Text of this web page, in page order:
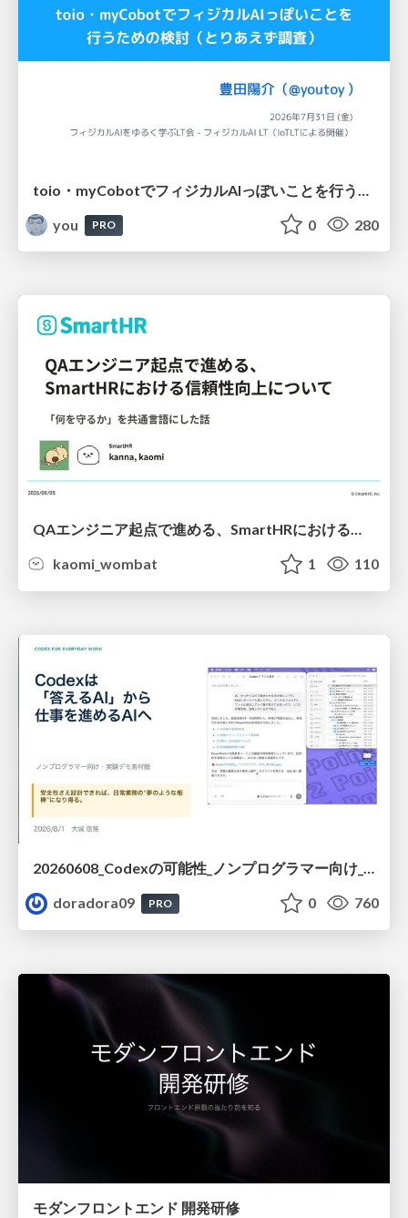
you
PRO 0 280
QAエンジニア起点で進める、SmartHRにおける信頼性向上について
kaomi_wombat
1 110
20260608_Codexの可能性_ノンプログラマー向け_大城追記
doradora09
PRO 0 760
モダンフロントエンド 開発研修